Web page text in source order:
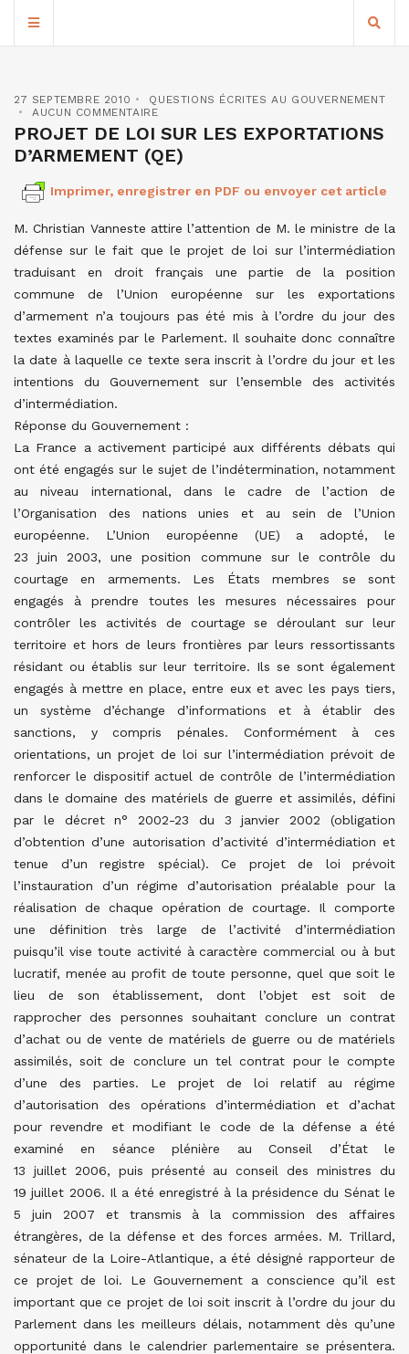
27 SEPTEMBRE 2010
QUESTIONS ÉCRITES AU GOUVERNEMENT
AUCUN COMMENTAIRE
PROJET DE LOI SUR LES EXPORTATIONS
D’ARMEMENT (QE)
Imprimer, enregistrer en PDF ou envoyer cet article
M. Christian Vanneste attire l’attention de M. le ministre de la
défense sur le fait que le projet de loi sur l’intermédiation
traduisant en droit français une partie de la position
commune de l’Union européenne sur les exportations
d’armement n’a toujours pas été mis à l’ordre du jour des
textes examinés par le Parlement. Il souhaite donc connaître
la date à laquelle ce texte sera inscrit à l’ordre du jour et les
intentions du Gouvernement sur l’ensemble des activités
d’intermédiation.
Réponse du Gouvernement :
La France a activement participé aux différents débats qui
ont été engagés sur le sujet de l’indétermination, notamment
au niveau international, dans le cadre de l’action de
l’Organisation des nations unies et au sein de l’Union
européenne. L’Union européenne (UE) a adopté, le
23 juin 2003, une position commune sur le contrôle du
courtage en armements. Les États membres se sont
engagés à prendre toutes les mesures nécessaires pour
contrôler les activités de courtage se déroulant sur leur
territoire et hors de leurs frontières par leurs ressortissants
résidant ou établis sur leur territoire. Ils se sont également
engagés à mettre en place, entre eux et avec les pays tiers,
un système d’échange d’informations et à établir des
sanctions, y compris pénales. Conformément à ces
orientations, un projet de loi sur l’intermédiation prévoit de
renforcer le dispositif actuel de contrôle de l’intermédiation
dans le domaine des matériels de guerre et assimilés, défini
par le décret n° 2002-23 du 3 janvier 2002 (obligation
d’obtention d’une autorisation d’activité d’intermédiation et
tenue d’un registre spécial). Ce projet de loi prévoit
l’instauration d’un régime d’autorisation préalable pour la
réalisation de chaque opération de courtage. Il comporte
une définition très large de l’activité d’intermédiation
puisqu’il vise toute activité à caractère commercial ou à but
lucratif, menée au profit de toute personne, quel que soit le
lieu de son établissement, dont l’objet est soit de
rapprocher des personnes souhaitant conclure un contrat
d’achat ou de vente de matériels de guerre ou de matériels
assimilés, soit de conclure un tel contrat pour le compte
d’une des parties. Le projet de loi relatif au régime
d’autorisation des opérations d’intermédiation et d’achat
pour revendre et modifiant le code de la défense a été
examiné en séance plénière au Conseil d’État le
13 juillet 2006, puis présenté au conseil des ministres du
19 juillet 2006. Il a été enregistré à la présidence du Sénat le
5 juin 2007 et transmis à la commission des affaires
étrangères, de la défense et des forces armées. M. Trillard,
sénateur de la Loire-Atlantique, a été désigné rapporteur de
ce projet de loi. Le Gouvernement a conscience qu’il est
important que ce projet de loi soit inscrit à l’ordre du jour du
Parlement dans les meilleurs délais, notamment dès qu’une
opportunité dans le calendrier parlementaire se présentera.